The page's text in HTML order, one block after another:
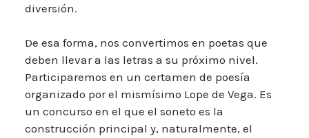
diversión.
De esa forma, nos convertimos en poetas que
deben llevar a las letras a su próximo nivel.
Participaremos en un certamen de poesía
organizado por el mismísimo Lope de Vega. Es
un concurso en el que el soneto es la
construcción principal y, naturalmente, el